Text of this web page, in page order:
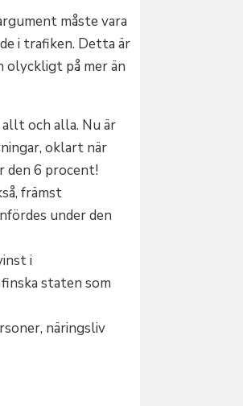
måste vara
i trafiken. Detta är
på mer än
och alla. Nu är
oklart när
den 6 procent!
främst
under den
i
staten som
näringsliv